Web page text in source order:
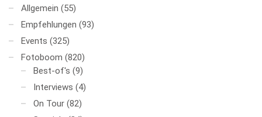
Allgemein (55)
Empfehlungen (93)
Events (325)
Fotoboom (820)
Best-of's (9)
Interviews (4)
On Tour (82)